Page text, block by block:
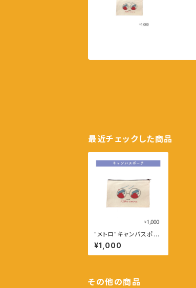
最近チェックした商品
"メトロ"キャンバスポー
チ
¥1,000
その他の商品